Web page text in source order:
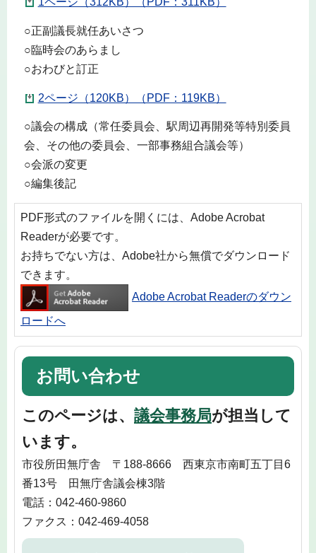
○正副議長就任あいさつ
○臨時会のあらまし
○おわびと訂正
2ページ（120KB）（PDF：119KB）
○議会の構成（常任委員会、駅周辺再開発等特別委員
会、その他の委員会、一部事務組合議会等）
○会派の変更
○編集後記
PDF形式のファイルを開くには、Adobe Acrobat
Readerが必要です。
お持ちでない方は、Adobe社から無償でダウンロード
できます。
Adobe Acrobat Readerのダウン
ロードへ
お問い合わせ
このページは、 議会事務局が担当して
います。
市役所田無庁舎 〒188-8666 西東京市南町五丁目6
番13号 田無庁舎議会棟3階
電話：042-460-9860
ファクス：042-469-4058